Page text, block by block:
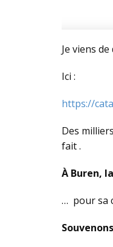
Je viens
Ici :
https://
Des
fait .
À Buren,
… pour sa